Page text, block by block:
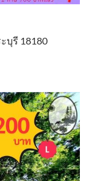
บุรี 18180